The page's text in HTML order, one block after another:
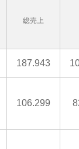
総売上
187.943
106.299